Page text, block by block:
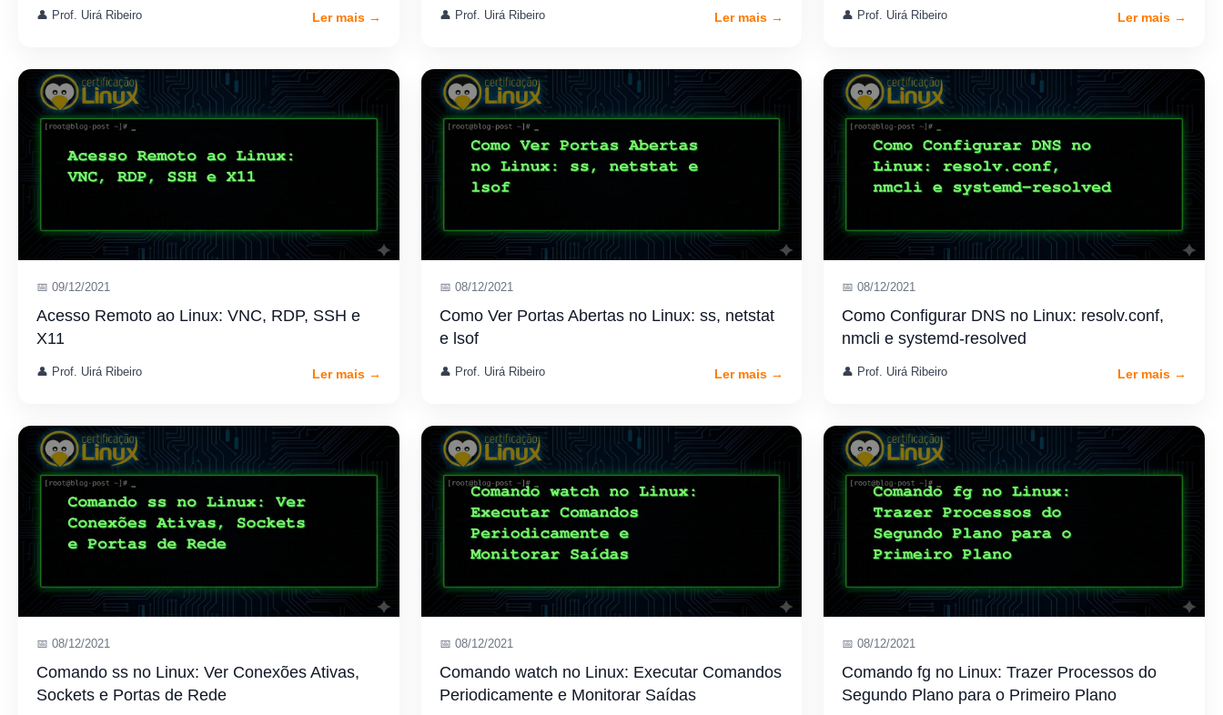
👤 Prof. Uirá Ribeiro Ler mais → 👤 Prof. Uirá Ribeiro Ler mais → 👤 Prof. Uirá Ribeiro Ler mais →
📅 09/12/2021
Acesso Remoto ao Linux: VNC, RDP, SSH e
X11
👤 Prof. Uirá Ribeiro Ler mais →
📅 08/12/2021
Como Ver Portas Abertas no Linux: ss, netstat
e lsof
👤 Prof. Uirá Ribeiro Ler mais →
📅 08/12/2021
Como Configurar DNS no Linux: resolv.conf,
nmcli e systemd-resolved
👤 Prof. Uirá Ribeiro Ler mais →
📅 08/12/2021
Comando ss no Linux: Ver Conexões Ativas,
Sockets e Portas de Rede
📅 08/12/2021
Comando watch no Linux: Executar Comandos
Periodicamente e Monitorar Saídas
📅 08/12/2021
Comando fg no Linux: Trazer Processos do
Segundo Plano para o Primeiro Plano